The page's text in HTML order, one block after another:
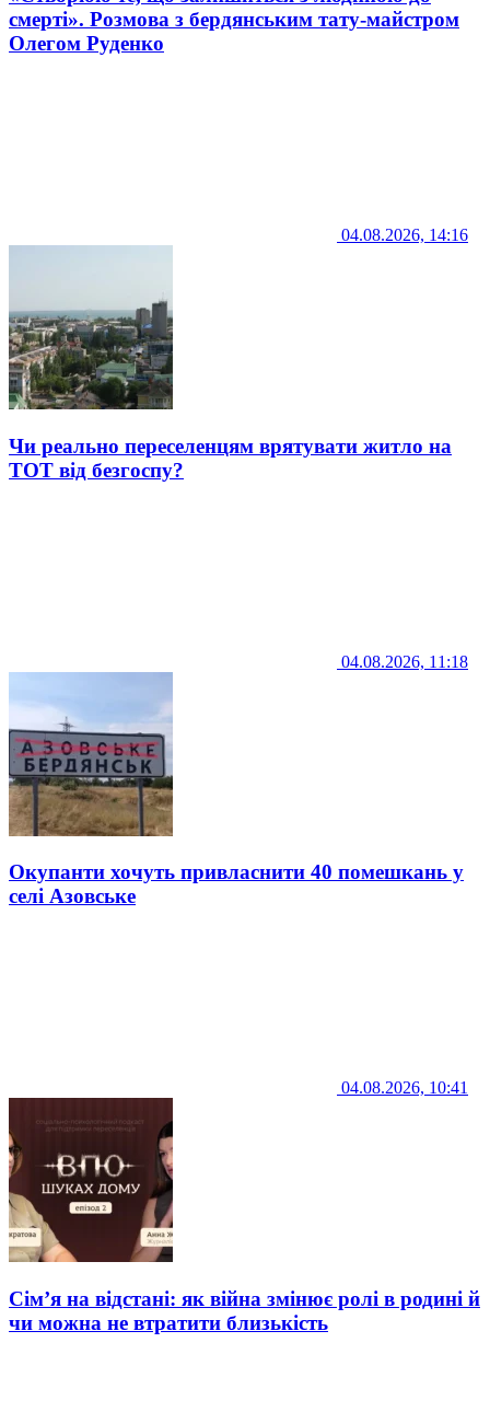
смерті». Розмова з бердянським тату-майстром
Олегом Руденко
04.08.2026, 14:16
Чи реально переселенцям врятувати житло на
ТОТ від безгоспу?
04.08.2026, 11:18
Окупанти хочуть привласнити 40 помешкань у
селі Азовське
04.08.2026, 10:41
Сім’я на відстані: як війна змінює ролі в родині й
чи можна не втратити близькість